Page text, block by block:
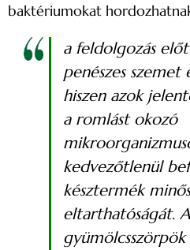
baktériumokat
a feldolgozás
penészes
hiszen azok
a romlást okozó
kedvezőtlenül
késztermék
eltarthatóságát. A